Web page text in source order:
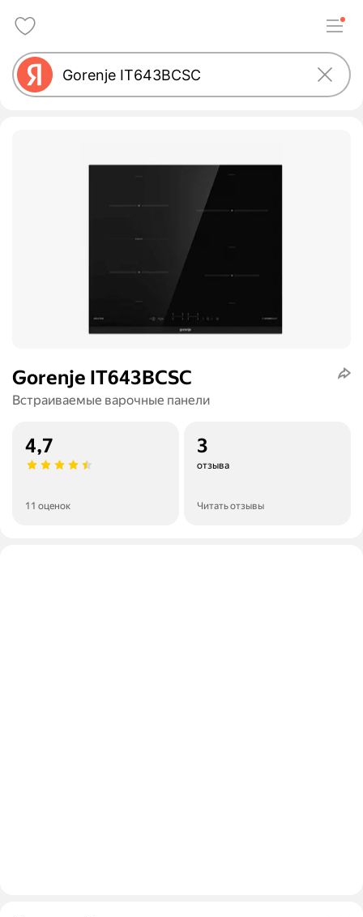
Gorenje IT643BCSC
Встраиваемые варочные панели
4,7
11 оценок
3
отзыва
Читать отзывы